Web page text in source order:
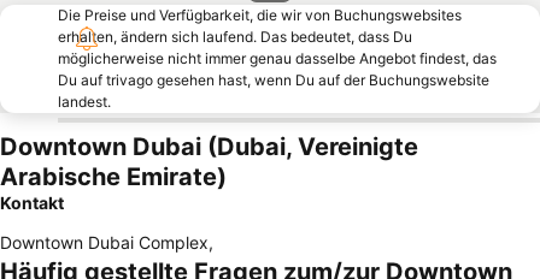
Die Preise und Verfügbarkeit, die wir von Buchungswebsites
erhalten, ändern sich laufend. Das bedeutet, dass Du
möglicherweise nicht immer genau dasselbe Angebot findest, das
Du auf trivago gesehen hast, wenn Du auf der Buchungswebsite
landest.
Downtown Dubai (Dubai, Vereinigte
Arabische Emirate)
Kontakt
Downtown Dubai Complex,
Häufig gestellte Fragen zum/zur Downtown